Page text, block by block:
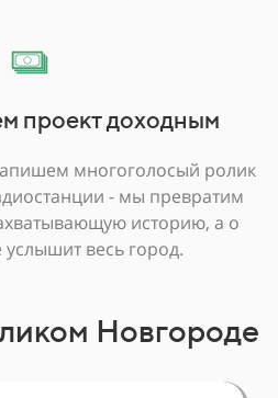
проект доходным
многоголосый ролик
- мы превратим
историю, а о
весь город.
Новгороде